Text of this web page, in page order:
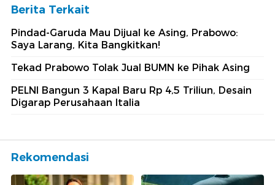
Berita Terkait
Pindad-Garuda Mau Dijual ke Asing, Prabowo:
Saya Larang, Kita Bangkitkan!
Tekad Prabowo Tolak Jual BUMN ke Pihak Asing
PELNI Bangun 3 Kapal Baru Rp 4,5 Triliun, Desain
Digarap Perusahaan Italia
Rekomendasi